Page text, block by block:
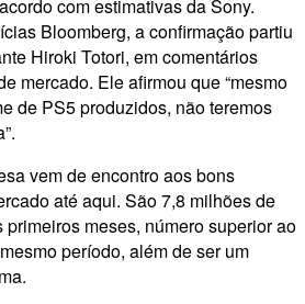
com estimativas da Sony.
Bloomberg, a confirmação partiu
Hiroki Totori, em comentários
mercado. Ele afirmou que “mesmo
de PS5 produzidos, não teremos
vem de encontro aos bons
até aqui. São 7,8 milhões de
meses, número superior ao
período, além de ser um